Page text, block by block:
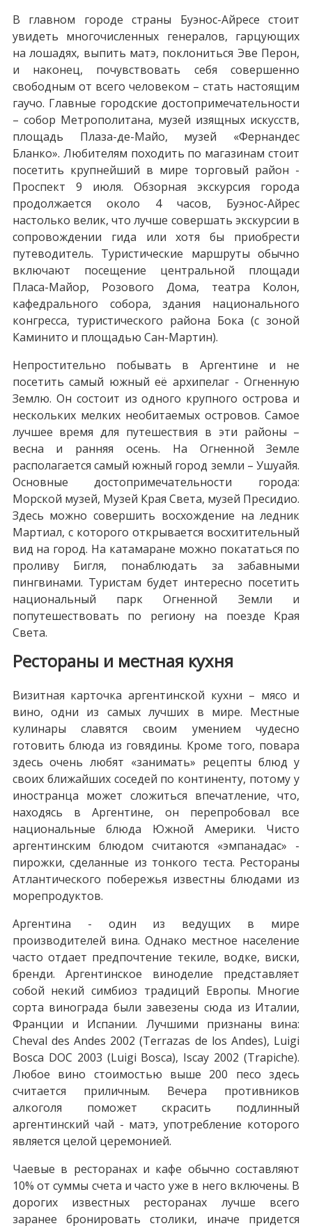
В главном городе страны Буэнос-Айресе стоит
увидеть многочисленных генералов, гарцующих
на лошадях, выпить матэ, поклониться Эве Перон,
и наконец, почувствовать себя совершенно
свободным от всего человеком – стать настоящим
гаучо. Главные городские достопримечательности
– собор Метрополитана, музей изящных искусств,
площадь Плаза-де-Майо, музей «Фернандес
Бланко». Любителям походить по магазинам стоит
посетить крупнейший в мире торговый район -
Проспект 9 июля. Обзорная экскурсия города
продолжается около 4 часов, Буэнос-Айрес
настолько велик, что лучше совершать экскурсии в
сопровождении гида или хотя бы приобрести
путеводитель. Туристические маршруты обычно
включают посещение центральной площади
Пласа-Майор, Розового Дома, театра Колон,
кафедрального собора, здания национального
конгресса, туристического района Бока (с зоной
Каминито и площадью Сан-Мартин).
Непростительно побывать в Аргентине и не
посетить самый южный её архипелаг - Огненную
Землю. Он состоит из одного крупного острова и
нескольких мелких необитаемых островов. Самое
лучшее время для путешествия в эти районы –
весна и ранняя осень. На Огненной Земле
располагается самый южный город земли – Ушуайя.
Основные достопримечательности города:
Морской музей, Музей Края Света, музей Пресидио.
Здесь можно совершить восхождение на ледник
Мартиал, с которого открывается восхитительный
вид на город. На катамаране можно покататься по
проливу Бигля, понаблюдать за забавными
пингвинами. Туристам будет интересно посетить
национальный парк Огненной Земли и
попутешествовать по региону на поезде Края
Света.
Рестораны и местная кухня
Визитная карточка аргентинской кухни – мясо и
вино, одни из самых лучших в мире. Местные
кулинары славятся своим умением чудесно
готовить блюда из говядины. Кроме того, повара
здесь очень любят «занимать» рецепты блюд у
своих ближайших соседей по континенту, потому у
иностранца может сложиться впечатление, что,
находясь в Аргентине, он перепробовал все
национальные блюда Южной Америки. Чисто
аргентинским блюдом считаются «эмпанадас» -
пирожки, сделанные из тонкого теста. Рестораны
Атлантического побережья известны блюдами из
морепродуктов.
Аргентина - один из ведущих в мире
производителей вина. Однако местное население
часто отдает предпочтение текиле, водке, виски,
бренди. Аргентинское виноделие представляет
собой некий симбиоз традиций Европы. Многие
сорта винограда были завезены сюда из Италии,
Франции и Испании. Лучшими признаны вина:
Cheval des Andes 2002 (Terrazas de los Andes), Luigi
Bosca DOC 2003 (Luigi Bosca), Iscay 2002 (Trapiche).
Любое вино стоимостью выше 200 песо здесь
считается приличным. Вечера противников
алкоголя поможет скрасить подлинный
аргентинский чай - матэ, употребление которого
является целой церемонией.
Чаевые в ресторанах и кафе обычно составляют
10% от суммы счета и часто уже в него включены. В
дорогих известных ресторанах лучше всего
заранее бронировать столики, иначе придется